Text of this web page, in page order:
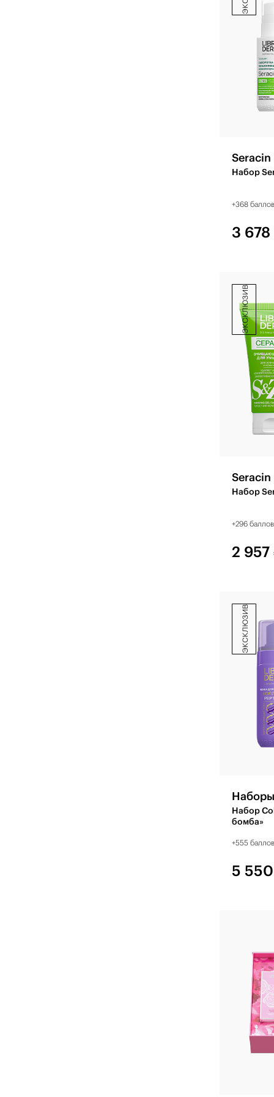
Набор
+368 баллов
3 678
Набор
+296 баллов
2 957
эксклюзив
Набор
бомба»
+555 баллов
5
эксклюзив